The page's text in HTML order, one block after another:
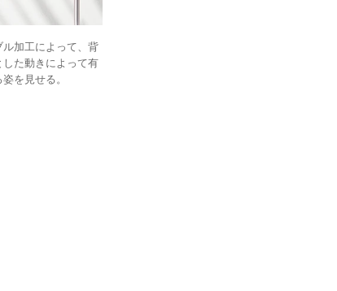
加工によって、背
た動きによって有
を見せる。